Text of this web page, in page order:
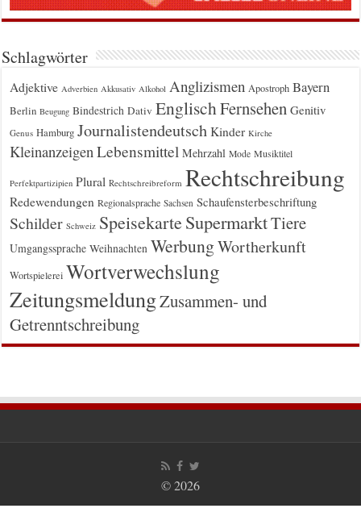
Schlagwörter
Adjektive Adverbien Akkusativ Alkohol Anglizismen Apostroph Bayern
Berlin Beugung Bindestrich Dativ EnglischFernsehen Genitiv
Genus Hamburg Journalistendeutsch Kinder Kirche
Kleinanzeigen Lebensmittel Mehrzahl Mode Musiktitel
Perfektpartizipien Plural Rechtschreibreform Rechtschreibung
Redewendungen Regionalsprache Sachsen Schaufensterbeschriftung
Schilder Schweiz Speisekarte SupermarktTiere
Umgangssprache Weihnachten WerbungWortherkunft
Wortspielerei Wortverwechslung
ZeitungsmeldungZusammen- und
Getrenntschreibung
© 2026